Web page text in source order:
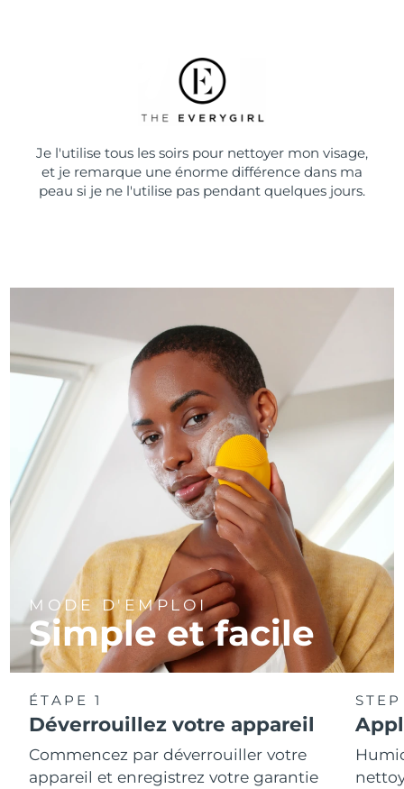
Je l'utilise tous les soirs pour nettoyer mon visage,
et je remarque une énorme différence dans ma
peau si je ne l'utilise pas pendant quelques jours.
MODE D'EMPLOI
Simple et facile
ÉTAPE 1
Déverrouillez votre appareil
Commencez par déverrouiller votre
appareil et enregistrez votre garantie